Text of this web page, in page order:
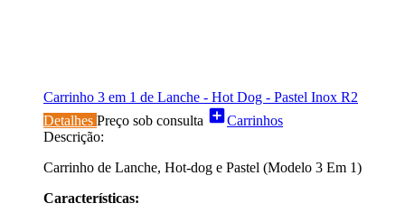
Carrinho 3 em 1 de Lanche - Hot Dog - Pastel Inox R2
Detalhes Preço sob consulta add_boxCarrinhos
Descrição:
Carrinho de Lanche, Hot-dog e Pastel (Modelo 3 Em 1)
Características: